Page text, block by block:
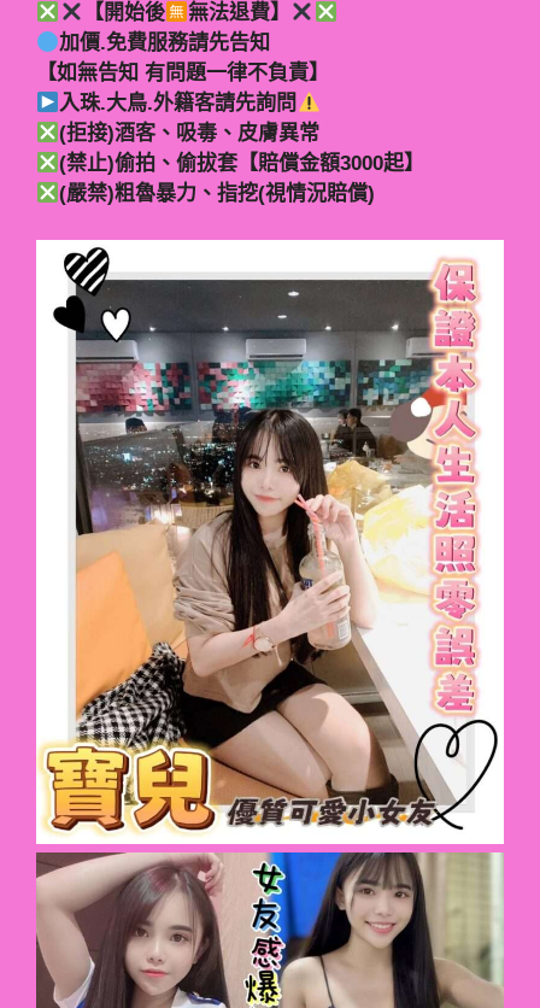
【開始後
無法退費】
加價.免費服務請先告知
【如無告知 有問題一律不負責】
入珠.大鳥.外籍客請先詢問
(拒接)酒客、吸毒、皮膚異常
(禁止)偷拍、偷拔套【賠償金額3000起】
(嚴禁)粗魯暴力、指挖(視情況賠償)